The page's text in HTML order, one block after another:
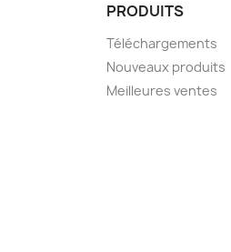
PRODUITS
Téléchargements
Nouveaux produits
Meilleures ventes